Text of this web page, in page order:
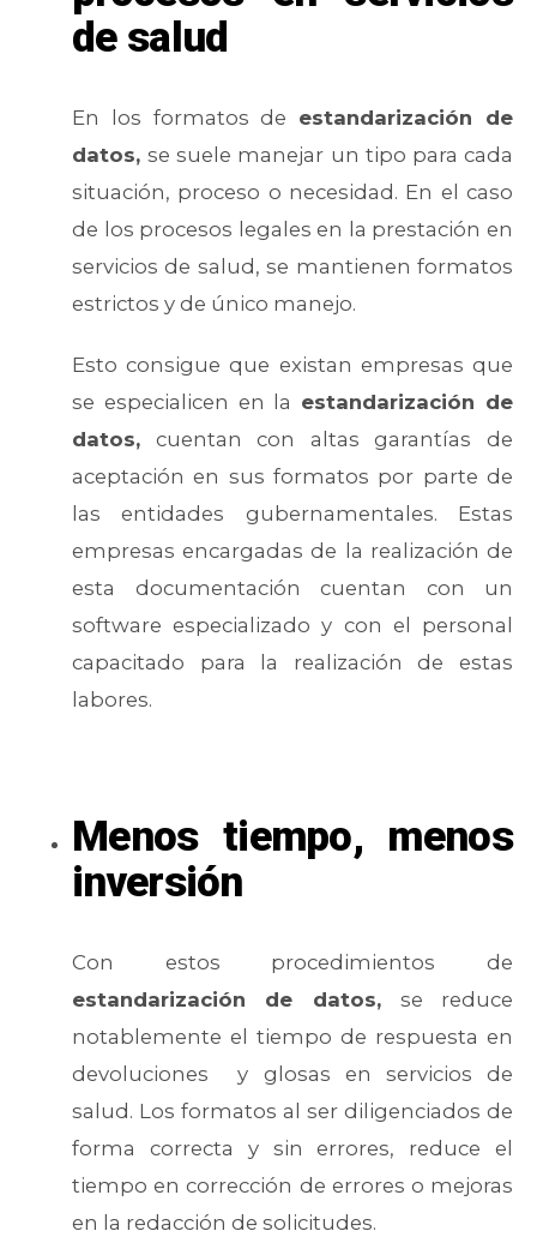
de salud
En los formatos de estandarización de
datos,se suele manejar un tipo para cada
situación, proceso o necesidad. En el caso
de los procesos legales en la prestación en
servicios de salud, se mantienen formatos
estrictos y de único manejo.
Esto consigue que existan empresas que
se especialicen en la estandarización de
datos, cuentan con altas garantías de
aceptación en sus formatos por parte de
las entidades gubernamentales. Estas
empresas encargadas de la realización de
esta documentación cuentan con un
software especializado y con el personal
capacitado para la realización de estas
labores.
Menos tiempo, menos
inversión
Con estos procedimientos de
estandarización de datos, se reduce
notablemente el tiempo de respuesta en
devoluciones y glosas en servicios de
salud. Los formatos al ser diligenciados de
forma correcta y sin errores, reduce el
tiempo en corrección de errores o mejoras
en la redacción de solicitudes.